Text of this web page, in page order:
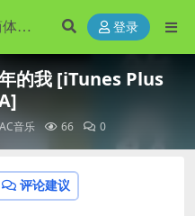
登录
的我 [iTunes Plus
音乐 66 0
评论建议